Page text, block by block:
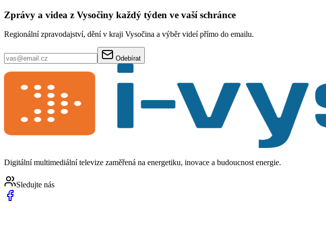
Zprávy a videa z Vysočiny každý týden ve vaší schránce
Regionální zpravodajství, dění v kraji Vysočina a výběr videí přímo do emailu.
Odebírat
Digitální multimediální televize zaměřená na energetiku, inovace a budoucnost energie.
Sledujte nás